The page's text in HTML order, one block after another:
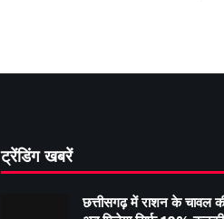
ट्रेंडिंग खबरें
छत्तीसगढ़ में राशन के चावल